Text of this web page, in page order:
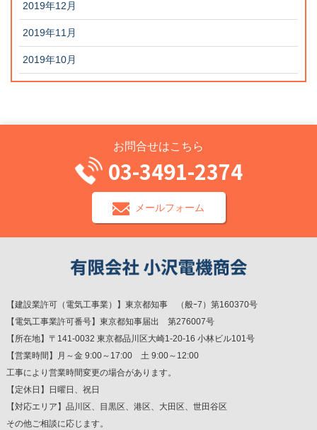
2019年12月
2019年11月
2019年10月
お問合せはこちら
03-3491-2374
メールフォーム
【建設業許可（電気工事業）】東京都知事 （般ｰ7）第160370号
【電気工事業許可番号】東京都知事届出 第276007号
【所在地】〒141-0032 東京都品川区大崎1-20-16 小林ビル101号
【営業時間】月～金 9:00～17:00 土 9:00～12:00
工事により営業時間変更の場合があります。
【定休日】日曜日、祝日
【対応エリア】品川区、目黒区、港区、大田区、世田谷区
その他ご相談に応じます。